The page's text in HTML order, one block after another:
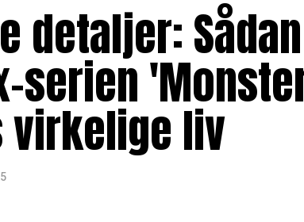
detaljer: Sådan
serien
virkelige liv